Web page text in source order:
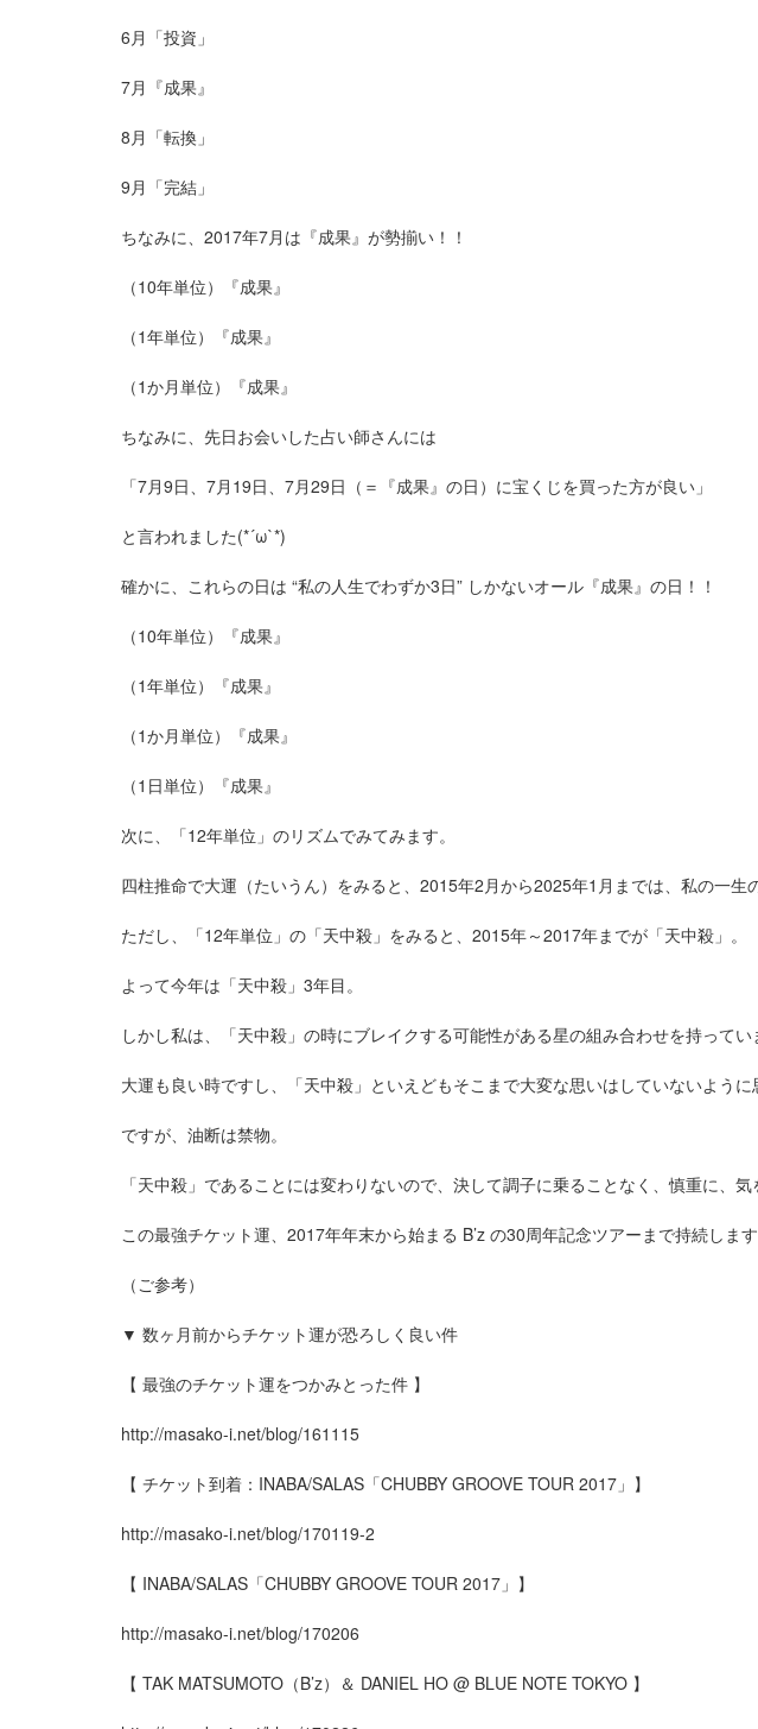
6月「投資」
7月『成果』
8月「転換」
9月「完結」
ちなみに、2017年7月は『成果』が勢揃い！！
（10年単位）『成果』
（1年単位）『成果』
（1か月単位）『成果』
ちなみに、先日お会いした占い師さんには
「7月9日、7月19日、7月29日（＝『成果』の日）に宝くじを買った方が良い」
と言われました(*´ω`*)
確かに、これらの日は “私の人生でわずか3日” しかないオール 『成果』 の日！！
（10年単位）『成果』
（1年単位）『成果』
（1か月単位）『成果』
（1日単位）『成果』
次に、「12年単位」のリズムでみてみます。
四柱推命で大運（たいうん）をみると、2015年2月から2025年1月までは、私の一生
ただし、「12年単位」の「天中殺」をみると、 2015年～2017年までが 「天中殺」。
よって今年は「天中殺」3年目。
しかし私は、「天中殺」の時にブレイクする可能性がある星の組み合わせを持ってい
大運も良い時ですし、「天中殺」といえどもそこまで大変な思いはしていないように
ですが、油断は禁物。
「天中殺」であることには変わりないので、決して調子に乗ることなく、慎重に、気
この最強チケット運、2017年年末から始まる B’z の30周年記念ツアーまで持続しま
（ご参考）
▼ 数ヶ月前からチケット運が恐ろしく良い件
【 最強のチケット運をつかみとった件 】
http://masako-i.net/blog/161115
【 チケット到着： INABA/SALAS 「CHUBBY GROOVE TOUR 2017 」】
http://masako-i.net/blog/170119-2
【 INABA/SALAS 「CHUBBY GROOVE TOUR 2017 」】
http://masako-i.net/blog/170206
【 TAK MATSUMOTO （B’z）＆ DANIEL HO @ BLUE NOTE TOKYO 】